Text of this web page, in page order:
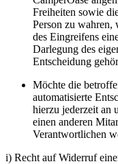
Freiheiten sowie
Person zu wahren,
des Eingreifens
Darlegung des
Entscheidung
Möchte die
automatisierte
hierzu jederzeit an
einen anderen
Verantwortlichen
i) Recht auf Widerruf